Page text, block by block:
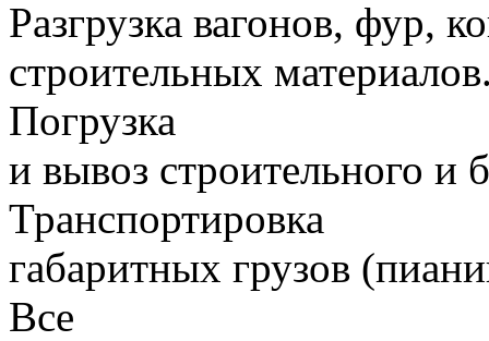
Разгрузка вагонов, фур,
строительных
Погрузка
и вывоз строительного и
Транспортировка
габаритных грузов
Все